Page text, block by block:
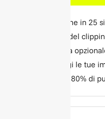
Diffusione in 25
Report del
Scrittura
Aggiungi le tue
Minimo 80% di